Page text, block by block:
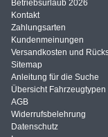
Betriebsurlaub 2026
Kontakt
Zahlungsarten
Kundenmeinungen
Versandkosten und
Sitemap
Anleitung für die Suche
Übersicht Fahrzeugtypen
AGB
Widerrufsbelehrung
Datenschutz